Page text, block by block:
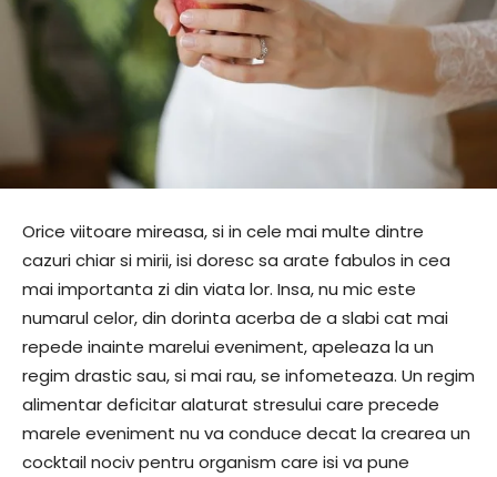
Orice viitoare mireasa, si in cele mai multe dintre
cazuri chiar si mirii, isi doresc sa arate fabulos in cea
mai importanta zi din viata lor. Insa, nu mic este
numarul celor, din dorinta acerba de a slabi cat mai
repede inainte marelui eveniment, apeleaza la un
regim drastic sau, si mai rau, se infometeaza. Un regim
alimentar deficitar alaturat stresului care precede
marele eveniment nu va conduce decat la crearea un
cocktail nociv pentru organism care isi va pune